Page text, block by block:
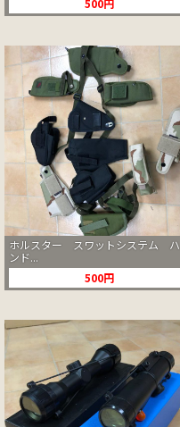
500円
ホルスター スワットシステム ハ
ンド...
500円